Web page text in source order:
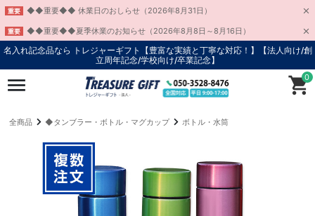
重要 ◆◆重要◆◆ 休業日のおしらせ（2026年8月31日）
重要
◆◆重要◆◆夏季休業のお知らせ（2026年8月8日～8月16日）
名入れ記念品なら トレジャーギフト【豊富な実績と丁寧な対応！】
【法人向け/創
立周年記念/学校向け/卒業記念】
0
全商品 ◆タンブラー・ボトル・マグカップ ボトル・水筒